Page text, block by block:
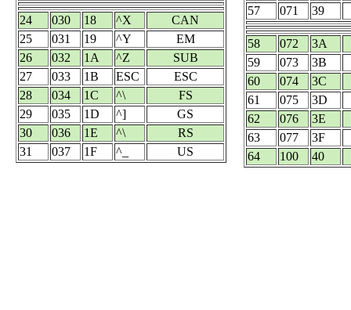
24 030 18 ^X
CAN
25
031 19 ^Y
EM
26
032 1A ^Z
SUB
27
033 1B ESC
ESC
28
034 1C ^\
FS
29
035 1D ^]
GS
30
036 1E ^\
RS
31
037 1F ^_ US
57
071 39
58 072
3A
59
073
3B
60
074
3C
61
075
3D
62
076
3E
63
077
3F
64
100 40